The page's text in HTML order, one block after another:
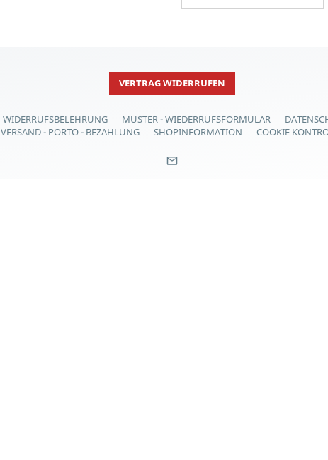
VERTRAG WIDERRUFEN
WIDERRUFSBELEHRUNG MUSTER - WIEDERRUFSFORMULAR
VERSAND - PORTO - BEZAHLUNG
SHOPINFORMATION COOKIE